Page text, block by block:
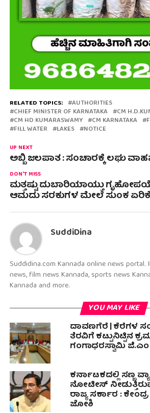
RELATED TOPICS: AUTHORITIES
CHIEF MINISTER OF KARNATAKA CM
CM HD KUMARASWAMY CM KARNATAKA
FILL WATER LAKES NOTICE
UP NEXT
ಅಬ್ಬಿ ಜಲಪಾತ : ಸಂಚಾರಕ್ಕೆ ಲಘು
DON'T MISS
ಮತ್ತಷ್ಟು ದುಬಾರಿಯಾಯ್ತು
ಆಮದು ಸರಕುಗಳ ಮೇಲೆ ಸುಂಕ ಏರಿಕೆ
SuddiDina
Suddidina.com Kannada online news
news, film news Kannada, sports news
Kannada and more.
YOU MAY LIKE
ದಾವಣಗೆರೆ | ಕೆರೆಗಳ
ತೆರವಿಗೆ ಕಟ್ಟುನಿಟ್ಟಿನ
ಗಂಗಾಧರಸ್ವಾಮಿ ಜಿ.ಎಂ
ಕರ್ನಾಟಕದಲ್ಲಿ ಸಣ್ಣ
ನೋಟೀಸ್
ರಾಜ್ಯ ಸರ್ಕಾರ :
ಜೋಶಿ